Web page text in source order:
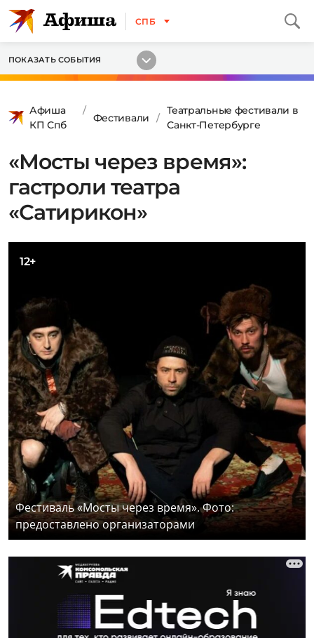
СПБ
ПОКАЗАТЬ СОБЫТИЯ
Афиша
КП Спб
Фестивали
Театральные фестивали в
Санкт-Петербурге
«Мосты через время»:
гастроли театра
«Сатирикон»
12+
Фестиваль «Мосты через время». Фото:
предоставлено организаторами